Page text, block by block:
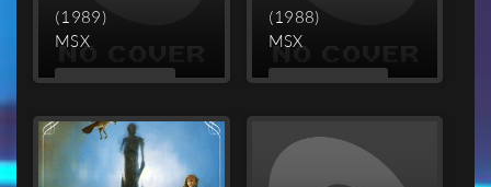
(1989)
MSX
MEHR
(1988)
MSX
MEHR